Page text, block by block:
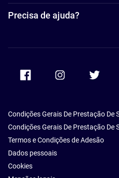
Precisa de ajuda?
Condições Gerais De Prestação De
Condições Gerais De Prestação De
Termos e Condições de Adesão
Dados pessoais
Cookies